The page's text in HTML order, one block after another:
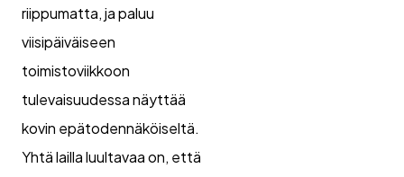
riippumatta, ja paluu
viisipäiväiseen
toimistoviikkoon
tulevaisuudessa näyttää
kovin epätodennäköiseltä.
Yhtä lailla luultavaa on, että